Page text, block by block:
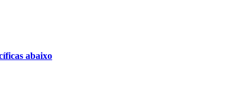
abaixo